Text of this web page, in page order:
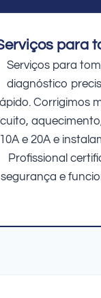
para
Serviços para
diagnóstico
Corrigimos
10A e 20A e
Profissional
segurança e